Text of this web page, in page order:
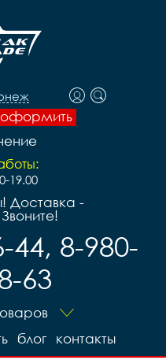
оформить
19.00
Доставка -
44, 8-980-
63
контакты
блог